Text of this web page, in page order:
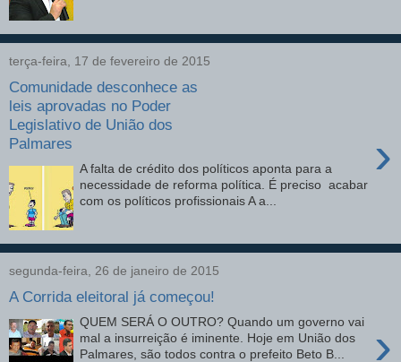
terça-feira, 17 de fevereiro de 2015
Comunidade desconhece as
leis aprovadas no Poder
Legislativo de União dos
Palmares
›
A falta de crédito dos políticos aponta para a
necessidade de reforma política. É preciso acabar
com os políticos profissionais A a...
segunda-feira, 26 de janeiro de 2015
A Corrida eleitoral já começou!
›
QUEM SERÁ O OUTRO? Quando um governo vai
mal a insurreição é iminente. Hoje em União dos
Palmares, são todos contra o prefeito Beto B...